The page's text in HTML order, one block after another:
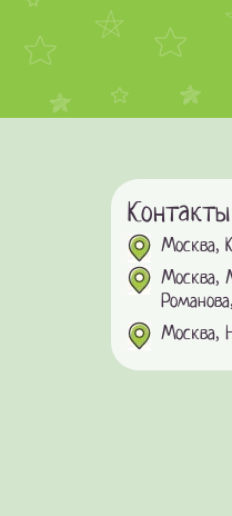
Москва,
Москва,
Москва,